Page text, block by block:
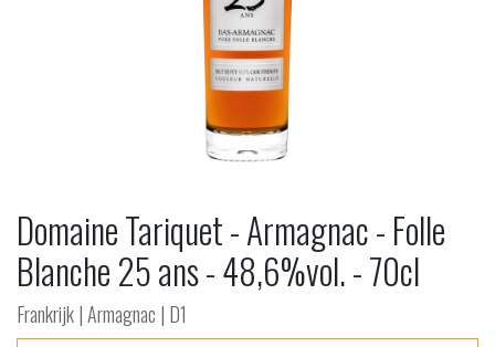
Domaine Tariquet - Armagnac - Folle
Blanche 25 ans - 48,6%vol. - 70cl
Frankrijk | Armagnac | D1